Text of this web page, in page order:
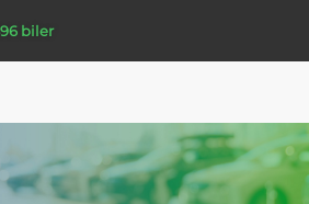
biler